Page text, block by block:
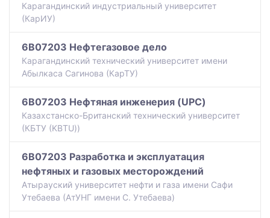
Карагандинский индустриальный университет
(КарИУ)
6B07203 Нефтегазовое дело
Карагандинский технический университет имени
Абылкаса Сагинова (КарТУ)
6B07203 Нефтяная инженерия (UPC)
Казахстанско-Британский технический университет
(КБТУ (KBTU))
6B07203 Разработка и эксплуатация
нефтяных и газовых месторождений
Атырауский университет нефти и газа имени Сафи
Утебаева (АтУНГ имени С. Утебаева)